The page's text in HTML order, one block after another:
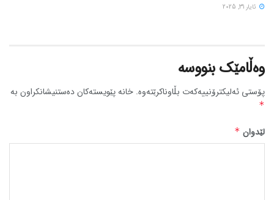
ئایار 31, 2025
وەڵامێک بنووسە
پۆستی ئەلیکترۆنییەکەت بڵاوناکرێتەوە. خانە پێویستەکان دەستنیشانکراون بە
*
لێدوان *